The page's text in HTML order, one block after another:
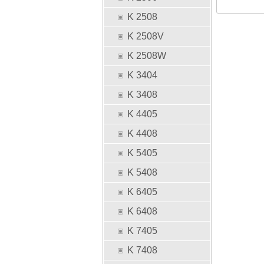
K 2508
K 2508V
K 2508W
K 3404
K 3408
K 4405
K 4408
K 5405
K 5408
K 6405
K 6408
K 7405
K 7408